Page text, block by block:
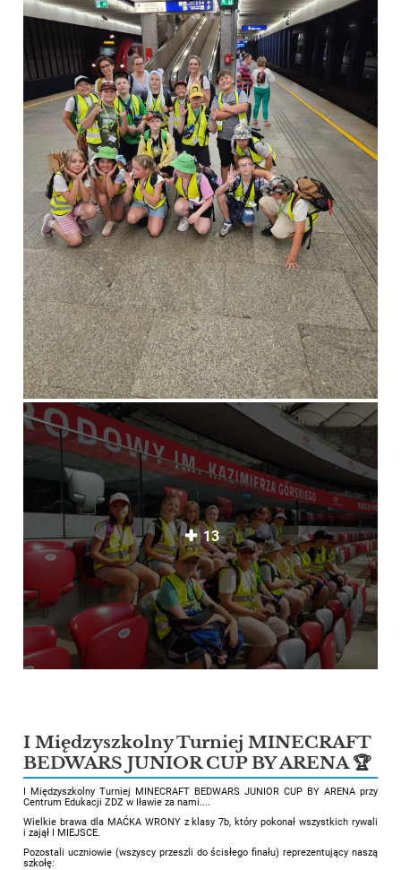
13
I Międzyszkolny Turniej MINECRAFT
BEDWARS JUNIOR CUP BY ARENA 🏆
I Międzyszkolny Turniej MINECRAFT BEDWARS JUNIOR CUP BY ARENA przy
Centrum Edukacji ZDZ w Iławie za nami....
Wielkie brawa dla MAĆKA WRONY z klasy 7b, który pokonał wszystkich rywali
i zajął I MIEJSCE.
Pozostali uczniowie (wszyscy przeszli do ścisłego finału) reprezentujący naszą
szkołę: